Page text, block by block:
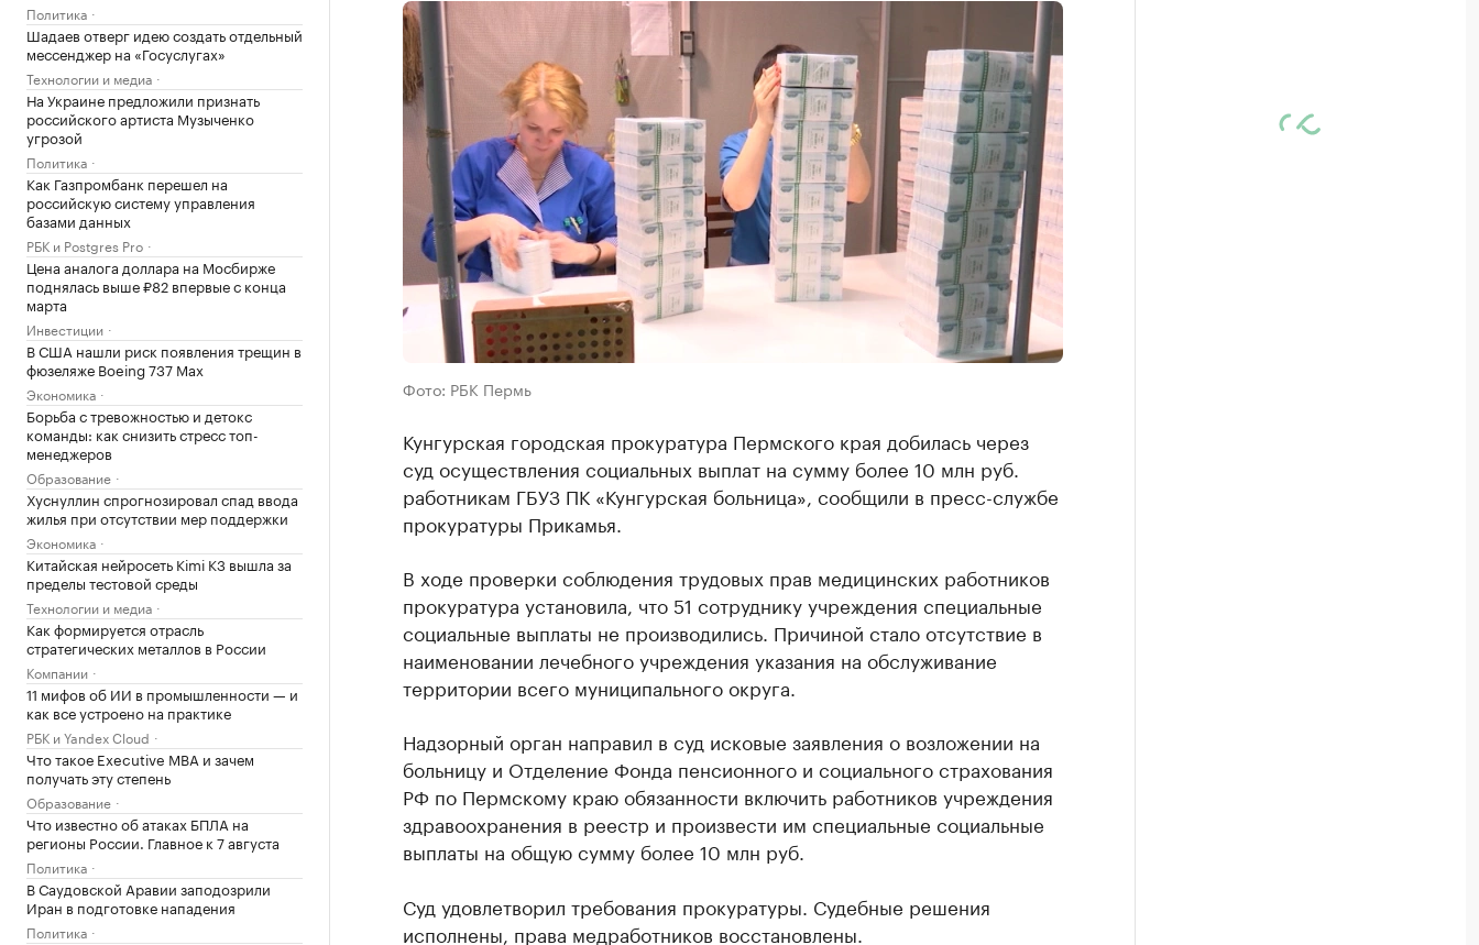
Политика
Шадаев отверг идею создать отдельный
мессенджер на «Госуслугах»
Технологии и медиа
На Украине предложили признать
российского артиста Музыченко
угрозой
Политика
Как Газпромбанк перешел на
российскую систему управления
базами данных
РБК и Postgres Pro
Цена аналога доллара на Мосбирже
поднялась выше ₽82 впервые с конца
марта
Инвестиции
В США нашли риск появления трещин в
фюзеляже Boeing 737 Max
Экономика
Борьба с тревожностью и детокс
команды: как снизить стресс топ-
менеджеров
Образование
Хуснуллин спрогнозировал спад ввода
жилья при отсутствии мер поддержки
Экономика
Китайская нейросеть Kimi K3 вышла за
пределы тестовой среды
Технологии и медиа
Как формируется отрасль
стратегических металлов в России
Компании
11 мифов об ИИ в промышленности — и
как все устроено на практике
РБК и Yandex Cloud
Что такое Executive MBA и зачем
получать эту степень
Образование
Что известно об атаках БПЛА на
регионы России. Главное к 7 августа
Политика
В Саудовской Аравии заподозрили
Иран в подготовке нападения
Политика
Фото: РБК Пермь
Кунгурская городская прокуратура Пермского края добилась через
суд осуществления социальных выплат на сумму более 10 млн руб.
работникам ГБУЗ ПК «Кунгурская больница», сообщили в пресс-службе
прокуратуры Прикамья.
В ходе проверки соблюдения трудовых прав медицинских работников
прокуратура установила, что 51 сотруднику учреждения специальные
социальные выплаты не производились. Причиной стало отсутствие в
наименовании лечебного учреждения указания на обслуживание
территории всего муниципального округа.
Надзорный орган направил в суд исковые заявления о возложении на
больницу и Отделение Фонда пенсионного и социального страхования
РФ по Пермскому краю обязанности включить работников учреждения
здравоохранения в реестр и произвести им специальные социальные
выплаты на общую сумму более 10 млн руб.
Суд удовлетворил требования прокуратуры. Судебные решения
исполнены, права медработников восстановлены.